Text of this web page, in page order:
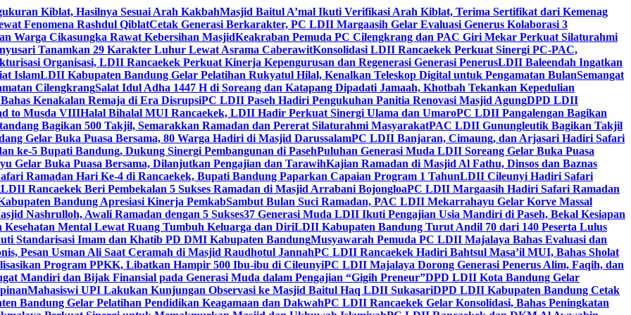
Kiblat, Hasilnya Sesuai Arah KakbahMasjid Baitul A’mal Ikuti Verifikasi Arah Kiblat, Terima Sertifikat dari Kemenag
Fenomena Rashdul QiblatCetak Generasi Berkarakter, PC LDII Margaasih Gelar Evaluasi Generus Kolaborasi 3
Warga Cikasungka Rawat Kebersihan MasjidKeakraban Pemuda PC Cilengkrang dan PAC Giri Mekar Perkuat Silaturahmi
Tanamkan 29 Karakter Luhur Lewat Asrama CaberawitKonsolidasi LDII Rancaekek Perkuat Sinergi PC-PAC,
Organisasi, LDII Rancaekek Perkuat Kinerja Kepengurusan dan Regenerasi Generasi PenerusLDII Baleendah Ingatkan
IslamLDII Kabupaten Bandung Gelar Pelatihan Rukyatul Hilal, Kenalkan Teleskop Digital untuk Pengamatan BulanSemangat
CilengkrangSalat Idul Adha 1447 H di Soreang dan Katapang Dipadati Jamaah, Khotbah Tekankan Kepedulian
Kenakalan Remaja di Era DisrupsiPC LDII Paseh Hadiri Pengukuhan Panitia Renovasi Masjid AgungDPD LDII
to Musda VIIIHalal Bihalal MUI Rancaekek, LDII Hadir Perkuat Sinergi Ulama dan UmaroPC LDII Pangalengan Bagikan
Bagikan 500 Takjil, Semarakkan Ramadan dan Pererat Silaturahmi MasyarakatPAC LDII Gunungleutik Bagikan Takjil
Gelar Buka Puasa Bersama, 80 Warga Hadiri di Masjid DarussalamPC LDII Banjaran, Cimaung, dan Arjasari Hadiri Safari
ke-5 Bupati Bandung, Dukung Sinergi Pembangunan di PasehPuluhan Generasi Muda LDII Soreang Gelar Buka Puasa
Gelar Buka Puasa Bersama, Dilanjutkan Pengajian dan TarawihKajian Ramadan di Masjid Al Fathu, Dinsos dan Baznas
Ramadan Hari Ke-4 di Rancaekek, Bupati Bandung Paparkan Capaian Program 1 TahunLDII Cileunyi Hadiri Safari
LDII Rancaekek Beri Pembekalan 5 Sukses Ramadan di Masjid Arrabani BojongloaPC LDII Margaasih Hadiri Safari Ramadan
Bandung Apresiasi Kinerja PemkabSambut Bulan Suci Ramadan, PAC LDII Mekarrahayu Gelar Korve Massal
Nashrulloh, Awali Ramadan dengan 5 Sukses37 Generasi Muda LDII Ikuti Pengajian Usia Mandiri di Paseh, Bekal Kesiapan
Mental Lewat Ruang Tumbuh Keluarga dan DiriLDII Kabupaten Bandung Turut Andil 70 dari 140 Peserta Lulus
Standarisasi Imam dan Khatib PD DMI Kabupaten BandungMusyawarah Pemuda PC LDII Majalaya Bahas Evaluasi dan
Pesan Usman Ali Saat Ceramah di Masjid Raudhotul JannahPC LDII Rancaekek Hadiri Bahtsul Masa’il MUI, Bahas Sholat
Program PPKK, Libatkan Hampir 500 Ibu-ibu di CileunyiPC LDII Majalaya Dorong Generasi Penerus Alim, Faqih, dan
Mandiri dan Bijak Finansial pada Generasi Muda dalam Pengajian “Gigih Preneur”DPD LDII Kota Bandung Gelar
Mahasiswi UPI Lakukan Kunjungan Observasi ke Masjid Baitul Haq LDII SukasariDPD LDII Kabupaten Bandung Cetak
Bandung Gelar Pelatihan Pendidikan Keagamaan dan DakwahPC LDII Rancaekek Gelar Konsolidasi, Bahas Peningkatan